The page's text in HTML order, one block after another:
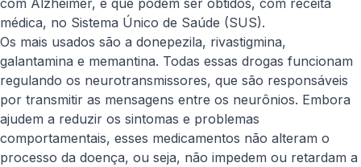
com Alzheimer, e que podem ser obtidos, com receita
médica, no Sistema Único de Saúde (SUS).
Os mais usados são a donepezila, rivastigmina,
galantamina e memantina. Todas essas drogas funcionam
regulando os neurotransmissores, que são responsáveis
por transmitir as mensagens entre os neurônios. Embora
ajudem a reduzir os sintomas e problemas
comportamentais, esses medicamentos não alteram o
processo da doença, ou seja, não impedem ou retardam a